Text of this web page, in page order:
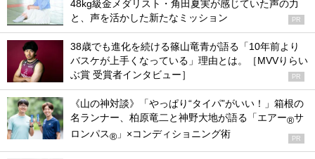
48kg級金メダリスト・角田夏実が感じていた声の力
と、声を活かした新たなミッション
PR
38歳でも進化を続ける篠山竜青が語る「10年前より
バスケが上手くなっている」理由とは。［MVVりらい
ぶ賞 受賞者インタビュー］
PR
《山の神対談》「やっぱり“タイパ”がいい！」箱根の
名ランナー、柏原竜二と神野大地が語る「エアー®サ
ロンパス® 」×コンディショニング術 PR